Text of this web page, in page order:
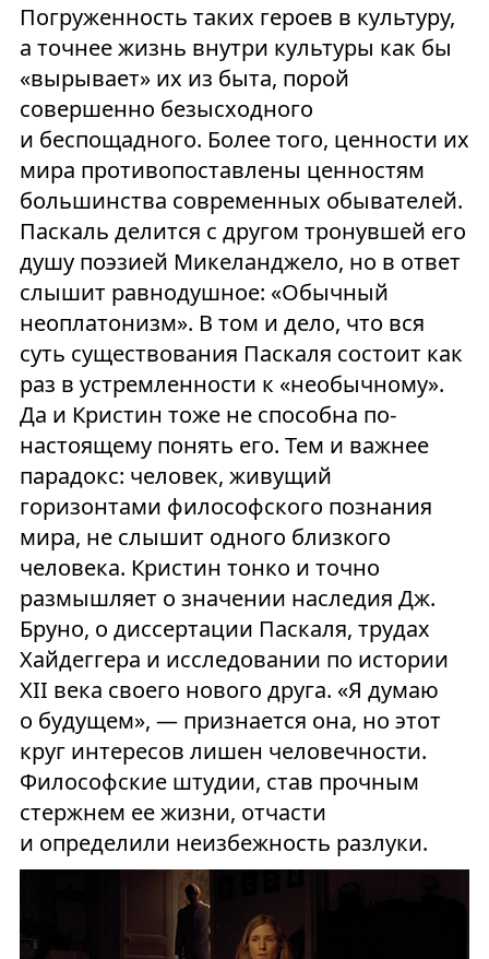
Погруженность таких героев в культуру,
а точнее жизнь внутри культуры как бы
«вырывает» их из быта, порой
совершенно безысходного
и беспощадного. Более того, ценности их
мира противопоставлены ценностям
большинства современных обывателей.
Паскаль делится с другом тронувшей его
душу поэзией Микеланджело, но в ответ
слышит равнодушное: «Обычный
неоплатонизм». В том и дело, что вся
суть существования Паскаля состоит как
раз в устремленности к «необычному».
Да и Кристин тоже не способна по-
настоящему понять его. Тем и важнее
парадокс: человек, живущий
горизонтами философского познания
мира, не слышит одного близкого
человека. Кристин тонко и точно
размышляет о значении наследия Дж.
Бруно, о диссертации Паскаля, трудах
Хайдеггера и исследовании по истории
XII века своего нового друга. «Я думаю
о будущем», — признается она, но этот
круг интересов лишен человечности.
Философские штудии, став прочным
стержнем ее жизни, отчасти
и определили неизбежность разлуки.